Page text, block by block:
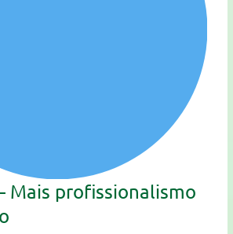
Mais profissionalismo